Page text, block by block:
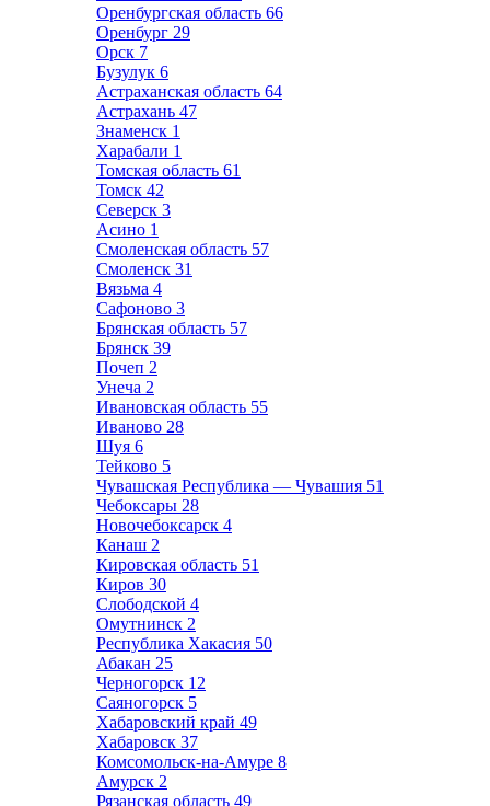
Оренбургская область 66
Оренбург 29
Орск 7
Бузулук 6
Астраханская область 64
Астрахань 47
Знаменск 1
Харабали 1
Томская область 61
Томск 42
Северск 3
Асино 1
Смоленская область 57
Смоленск 31
Вязьма 4
Сафоново 3
Брянская область 57
Брянск 39
Почеп 2
Унеча 2
Ивановская область 55
Иваново 28
Шуя 6
Тейково 5
Чувашская Республика — Чувашия 51
Чебоксары 28
Новочебоксарск 4
Канаш 2
Кировская область 51
Киров 30
Слободской 4
Омутнинск 2
Республика Хакасия 50
Абакан 25
Черногорск 12
Саяногорск 5
Хабаровский край 49
Хабаровск 37
Комсомольск-на-Амуре 8
Амурск 2
Рязанская область 49